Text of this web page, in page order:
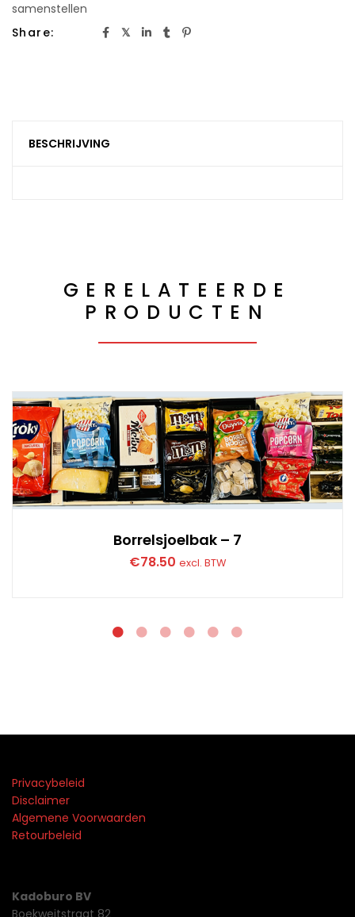
samenstellen
Share:
BESCHRIJVING
GERELATEERDE
PRODUCTEN
Borrelsjoelbak – 7
€78.50 excl. BTW
Privacybeleid
Disclaimer
Algemene Voorwaarden
Retourbeleid
Kadoburo BV